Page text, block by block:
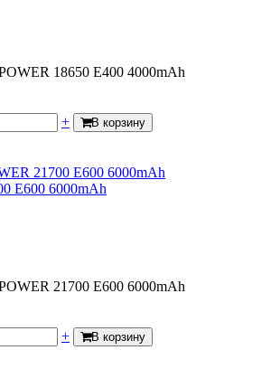
18650 E400 4000mAh
+ В корзину
E600 6000mAh
21700 E600 6000mAh
+ В корзину